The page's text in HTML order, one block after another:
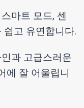
마트 모드, 센
쉽고 유연합니다.
과 고급스러운
에 잘 어울립니